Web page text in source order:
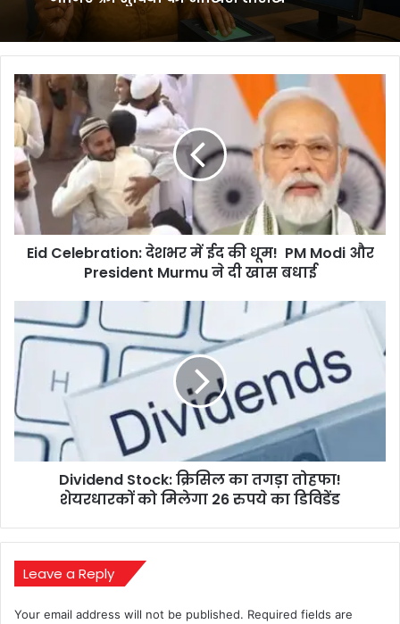
Eid
Celebration:
देशभर
में
ईद
की
धूम!
PM
Modi
और
दी
खास
बधाई
Eid Celebration: देशभर में ईद की धूम! PM Modi और
President Murmu ने दी खास बधाई
Stock:
क्रिसिल
का
तगड़ा
तोहफा!
शेयरधारकों
को
मिलेगा
Dividend Stock: क्रिसिल का तगड़ा तोहफा!
शेयरधारकों को मिलेगा 26 रुपये का डिविडेंड
Leave a Reply
Your email address will not be published. Required fields are